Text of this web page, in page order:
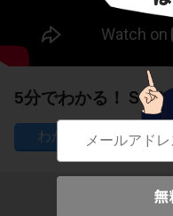
5分でわかる！Ｓ＝
58
子どもの勉強